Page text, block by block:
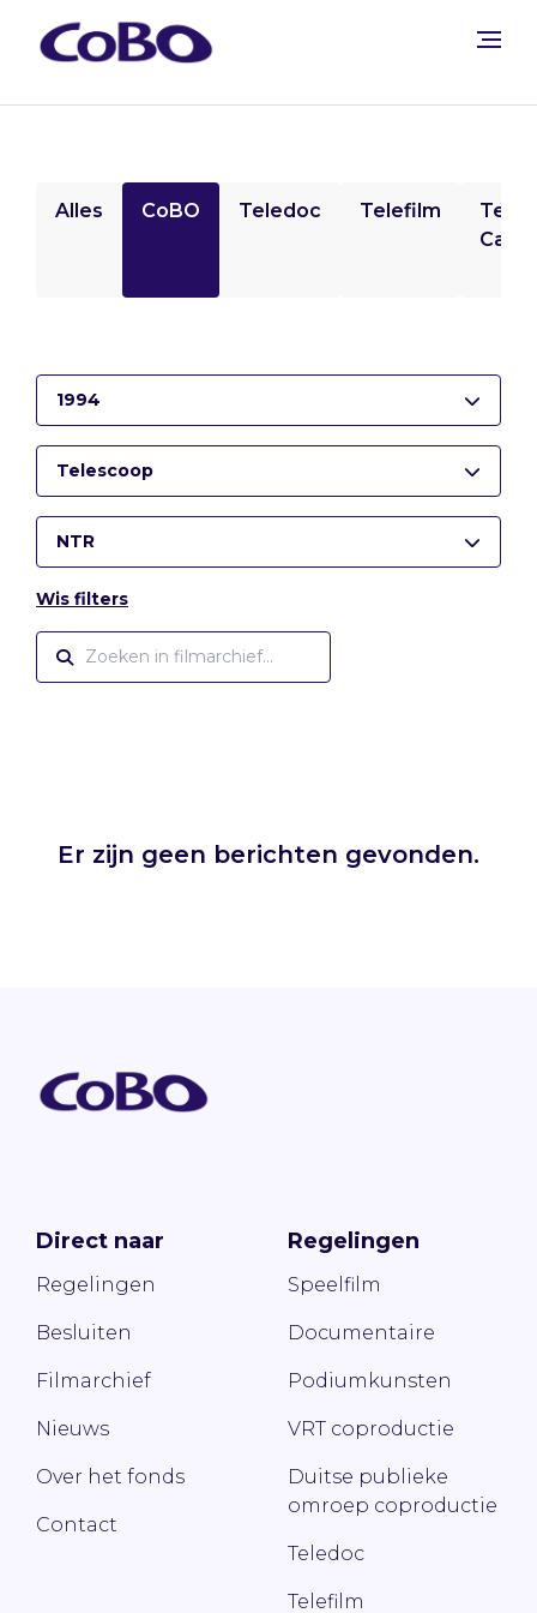
Alles CoBO Teledoc Telefilm
1994
Telescoop
NTR
Wis filters
Er zijn geen berichten gevonden.
Direct naar
Regelingen
Besluiten
Filmarchief
Nieuws
Over het fonds
Contact
Regelingen
Speelfilm
Documentaire
Podiumkunsten
VRT coproductie
Duitse publieke
omroep coproductie
Teledoc
Telefilm